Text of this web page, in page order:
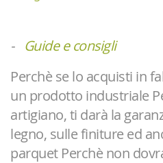
- Guide e consigli
Perchè se lo acquisti in
un prodotto industriale
artigiano, ti darà la
legno, sulle finiture ed
parquet Perchè non